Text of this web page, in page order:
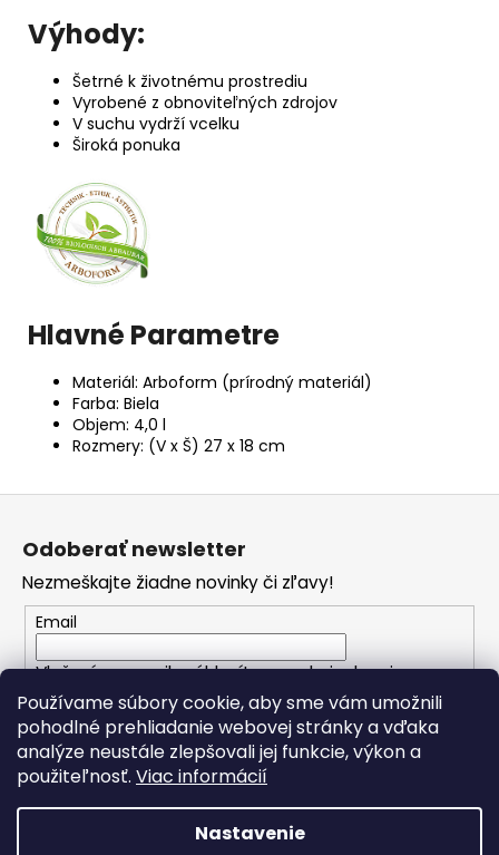
Používame súbory cookie, aby sme vám umožnili
pohodlné prehliadanie webovej stránky a vďaka
analýze neustále zlepšovali jej funkcie, výkon a
použiteľnosť. Viac informácií
Nastavenie
Výhody:
Šetrné k životnému prostrediu
Vyrobené z obnoviteľných zdrojov
V suchu vydrží vcelku
Široká ponuka
Hlavné Parametre
Materiál: Arboform (prírodný materiál)
Farba: Biela
Objem: 4,0 l
Rozmery: (V x Š) 27 x 18 cm
Z
e
Odoberať newsletter
Nezmeškajte žiadne novinky či zľavy!
Email
Vložením e-mailu súhlasíte spodmienkami
ochrany osobných údajov
PRIHLÁSIŤ SA